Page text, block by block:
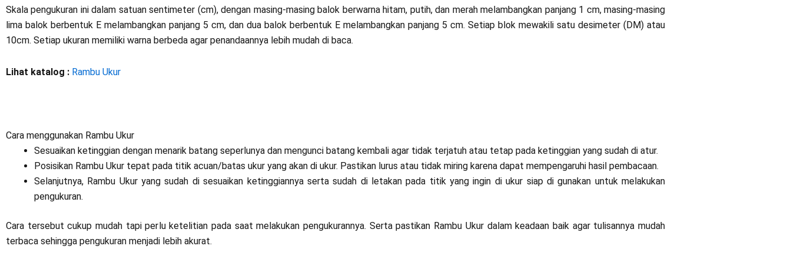
Skala pengukuran ini dalam satuan sentimeter (cm), dengan masing-masing balok berwarna hitam, putih, dan merah melambangkan panjang 1 cm, masing-masing
lima balok berbentuk E melambangkan panjang 5 cm, dan dua balok berbentuk E melambangkan panjang 5 cm. Setiap blok mewakili satu desimeter (DM) atau
10cm. Setiap ukuran memiliki warna berbeda agar penandaannya lebih mudah di baca.
Lihat katalog : Rambu Ukur
Cara menggunakan Rambu Ukur
Sesuaikan ketinggian dengan menarik batang seperlunya dan mengunci batang kembali agar tidak terjatuh atau tetap pada ketinggian yang sudah di atur.
Posisikan Rambu Ukur tepat pada titik acuan/batas ukur yang akan di ukur. Pastikan lurus atau tidak miring karena dapat mempengaruhi hasil pembacaan.
Selanjutnya, Rambu Ukur yang sudah di sesuaikan ketinggiannya serta sudah di letakan pada titik yang ingin di ukur siap di gunakan untuk melakukan
pengukuran.
Cara tersebut cukup mudah tapi perlu ketelitian pada saat melakukan pengukurannya. Serta pastikan Rambu Ukur dalam keadaan baik agar tulisannya mudah
terbaca sehingga pengukuran menjadi lebih akurat.